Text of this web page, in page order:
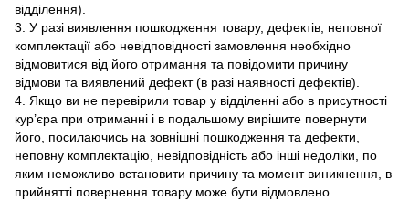
відділення).
3. У разі виявлення пошкодження товару, дефектів, неповної
комплектації або невідповідності замовлення необхідно
відмовитися від його отримання та повідомити причину
відмови та виявлений дефект (в разі наявності дефектів).
4. Якщо ви не перевірили товар у відділенні або в присутності
кур’єра при отриманні і в подальшому вирішите повернути
його, посилаючись на зовнішні пошкодження та дефекти,
неповну комплектацію, невідповідність або інші недоліки, по
яким неможливо встановити причину та момент виникнення, в
прийнятті повернення товару може бути відмовлено.